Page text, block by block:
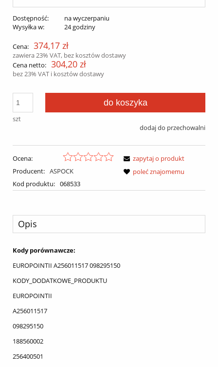
Dostępność:
na wyczerpaniu
Wysyłka w:
24 godziny
Cena: 374,17 zł
zawiera 23% VAT, bez kosztów dostawy
Cena netto: 304,20 zł
bez 23% VAT i kosztów dostawy
szt
do koszyka
dodaj do przechowalni
Ocena:
Producent: ASPOCK
Kod produktu: 068533
zapytaj o produkt
poleć znajomemu
Opis
Kody porównawcze:
EUROPOINTII A256011517 098295150
KODY_DODATKOWE_PRODUKTU
EUROPOINTII
A256011517
098295150
188560002
256400501